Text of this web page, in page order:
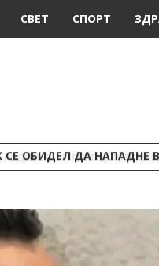
СВЕТ СПОРТ
ОБИДЕЛ ДА НАПАДНЕ